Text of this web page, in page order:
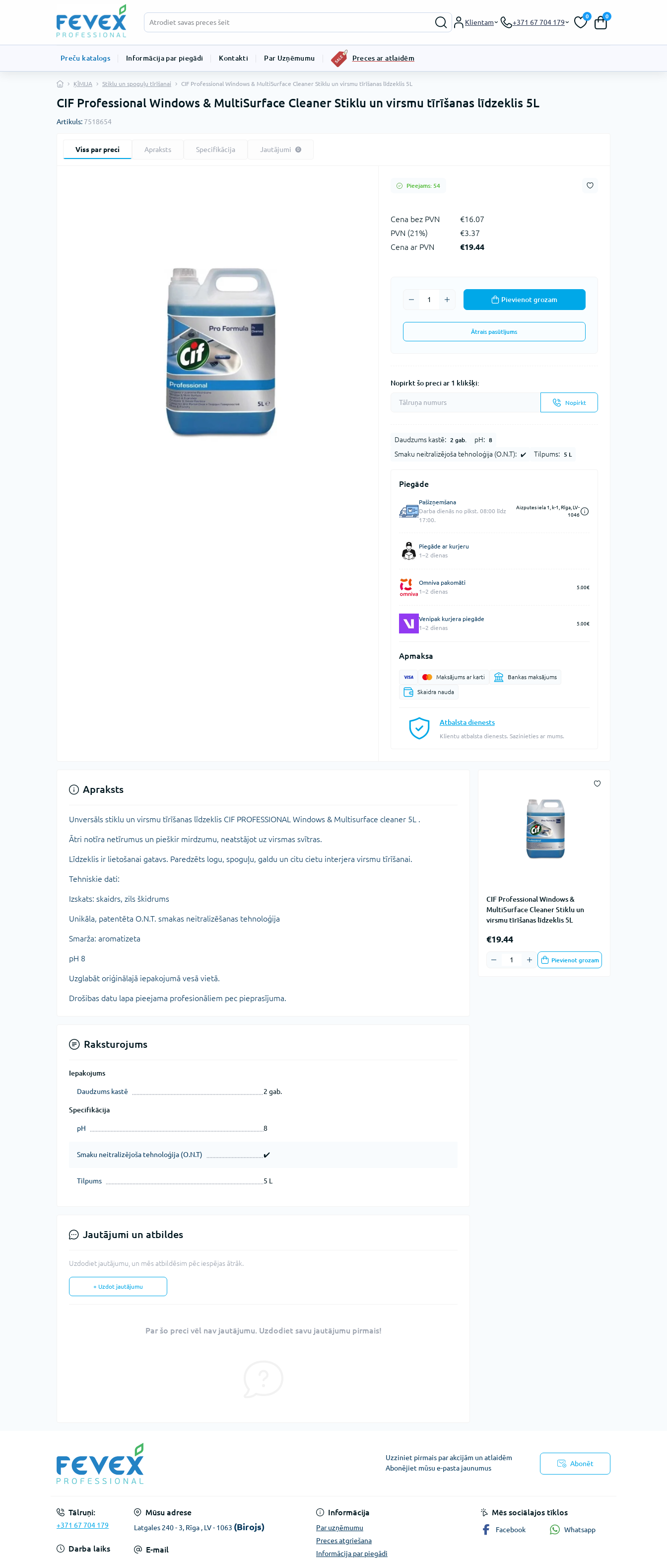
Klientam +371 67 704 179
0 0
Preču katalogs Informācija par piegādi Kontakti Par Uzņēmumu Preces ar atlaidēm
ĶĪMIJA Stiklu un spoguļu tīrīšanai CIF Professional Windows & MultiSurface Cleaner Stiklu un virsmu tīrīšanas līdzeklis 5L
CIF Professional Windows & MultiSurface Cleaner Stiklu un virsmu tīrīšanas līdzeklis 5L
Artikuls: 7518654
Viss par preci Apraksts Specifikācija Jautājumi 0
Pieejams: 54
Сena bez PVN
€16.07
PVN (21%)
€3.37
Cena ar PVN
€19.44
Pievienot grozam
Ātrais pasūtījums
Nopirkt šo preci ar 1 klikšķi:
Nopirkt
Daudzums kastē: 2 gab. pH: 8
Smaku neitralizējoša tehnoloģija (O.N.T): ✔️ Tilpums: 5 L
Piegāde
Pašizņemšana
Darba dienās no plkst. 08:00 līdz
17:00.
Aizputes iela 1, k-1, Rīga, LV-
1046
Piegāde ar kurjeru
1–2 dienas
Omniva pakomāti
1–2 dienas
5.00€
Venipak kurjera piegāde
1–2 dienas
5.00€
Apmaksa
Maksājums ar karti Bankas maksājums
Skaidra nauda
Atbalsta dienests
Klientu atbalsta dienests. Sazinieties ar mums.
CIF Professional Windows &
MultiSurface Cleaner Stiklu un
virsmu tīrīšanas līdzeklis 5L
€19.44
Pievienot grozam
Apraksts
Unversāls stiklu un virsmu tīrīšanas līdzeklis CIF PROFESSIONAL Windows & Multisurface cleaner 5L .
Ātri notīra netīrumus un pieškir mirdzumu, neatstājot uz virsmas svītras.
Līdzeklis ir lietošanai gatavs. Paredzēts logu, spoguļu, galdu un citu cietu interjera virsmu tīrīšanai.
Tehniskie dati:
Izskats: skaidrs, zils škidrums
Unikāla, patentēta O.N.T. smakas neitralizēšanas tehnoloģija
Smarža: aromatizeta
pH 8
Uzglabāt oriģinālajā iepakojumā vesā vietā.
Drošibas datu lapa pieejama profesionāliem pec pieprasījuma.
Raksturojums
Iepakojums
Daudzums kastē 2 gab.
Specifikācija
pH 8
Smaku neitralizējoša tehnoloģija (O.N.T) ✔️
Tilpums 5 L
Jautājumi un atbildes
Uzdodiet jautājumu, un mēs atbildēsim pēc iespējas ātrāk.
+ Uzdot jautājumu
Par šo preci vēl nav jautājumu. Uzdodiet savu jautājumu pirmais!
Uzziniet pirmais par akcijām un atlaidēm
Abonējiet mūsu e-pasta jaunumus
Abonēt
Tālruņi:
+371 67 704 179
Darba laiks
Mūsu adrese
Latgales 240 - 3, Rīga , LV - 1063 (Birojs)
E-mail
Informācija
Par uzņēmumu
Preces atgriešana
Informācija par piegādi
Mēs sociālajos tīklos
Facebook Whatsapp